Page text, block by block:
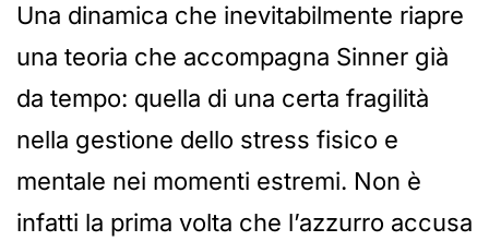
Una dinamica che inevitabilmente riapre
una teoria che accompagna Sinner già
da tempo: quella di una certa fragilità
nella gestione dello stress fisico e
mentale nei momenti estremi. Non è
infatti la prima volta che l’azzurro accusa